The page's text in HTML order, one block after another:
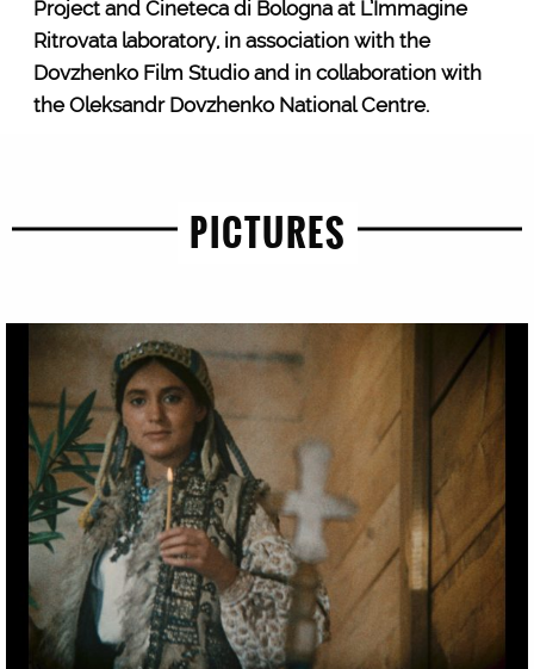
Project and Cineteca di Bologna at L’Immagine
Ritrovata laboratory, in association with the
Dovzhenko Film Studio and in collaboration with
the Oleksandr Dovzhenko National Centre.
PICTURES